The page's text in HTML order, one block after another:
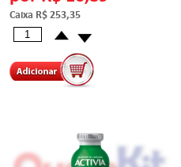
Caixa R$ 253,35